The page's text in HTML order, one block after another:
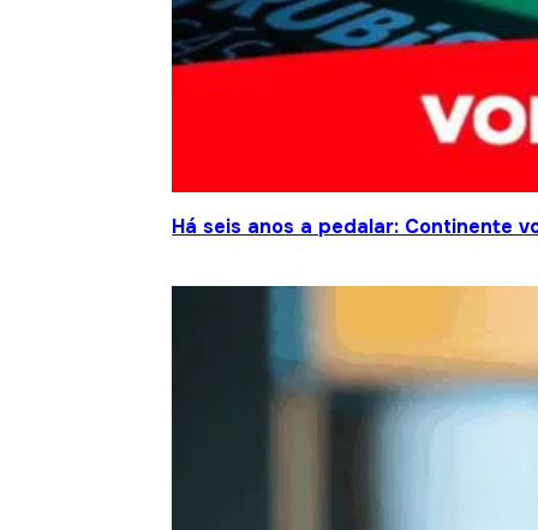
Há seis anos a pedalar: Continente